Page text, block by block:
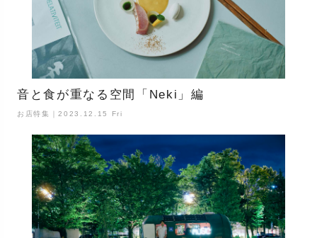
音と食が重なる空間「Neki」編
お店特集｜2023.12.15 Fri